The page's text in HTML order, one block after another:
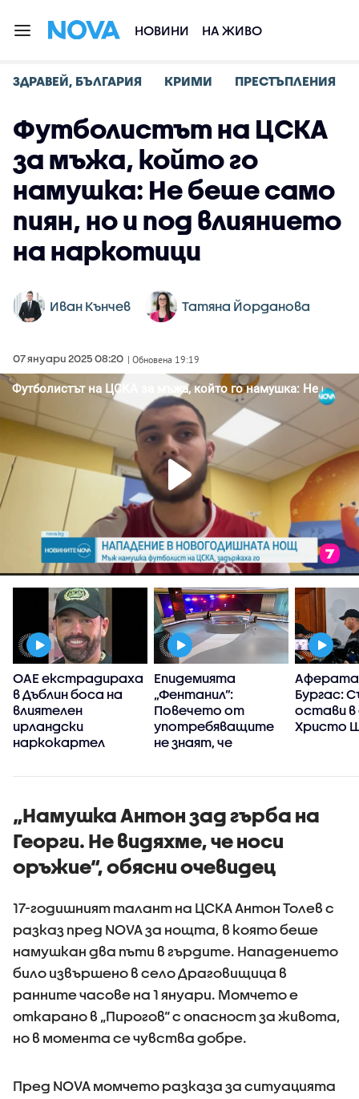
НОВИНИ НА ЖИВО
ЗДРАВЕЙ, БЪЛГАРИЯ КРИМИ ПРЕСТЪПЛЕНИЯ
Футболистът на ЦСКА
за мъжа, който го
намушка: Не беше само
пиян, но и под влиянието
на наркотици
Иван Кънчев Татяна Йорданова
07 януари 2025 08:20 | Обновена 19:19
ОАЕ екстрадираха
в Дъблин боса на
влиятелен
ирландски
наркокартел
Епидемията
„Фентанил”:
Повечето от
употребяващите
не знаят, че
опиоид
Аферата
Бургас:
остави
Христо
„Намушка Антон зад гърба на
Георги. Не видяхме, че носи
оръжие“, обясни очевидец
17-годишният талант на ЦСКА Антон Толев с
разказ пред NOVA за нощта, в която беше
намушкан два пъти в гърдите. Нападението
било извършено в село Драговищица в
ранните часове на 1 януари. Момчето е
откарано в „Пирогов“ с опасност за живота,
но в момента се чувства добре.
Пред NOVA момчето разказа за ситуацията